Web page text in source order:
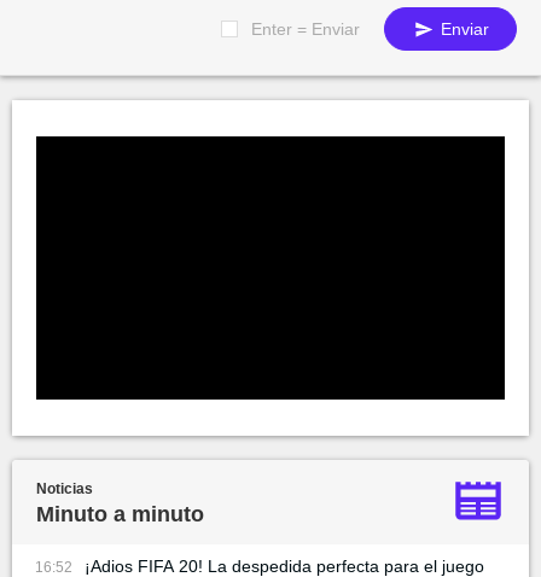
Enter = Enviar Enviar
Noticias
Minuto a minuto
16:52
¡Adios FIFA 20! La despedida perfecta para el juego